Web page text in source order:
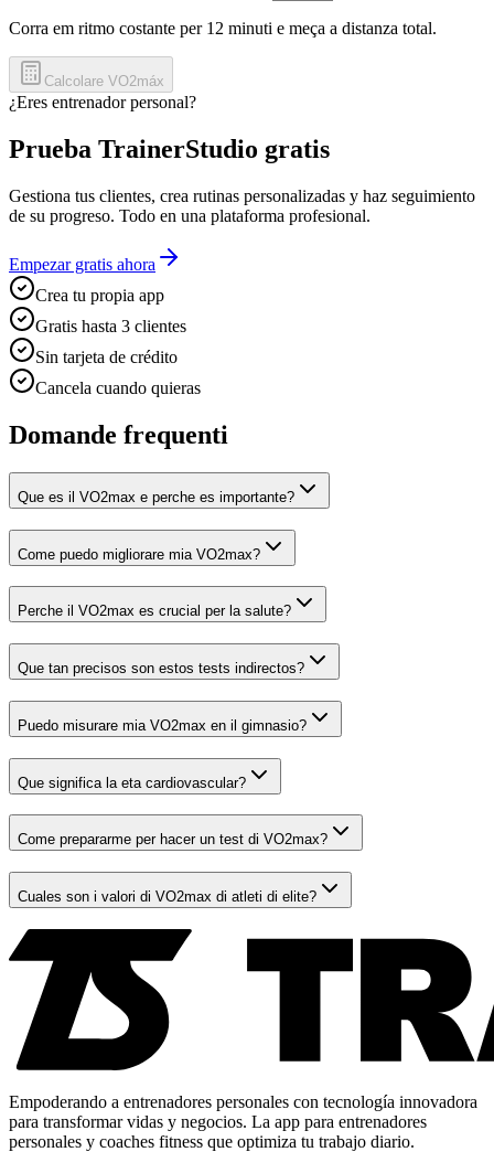
Corra em ritmo costante per 12 minuti e meça a distanza total.
Calcolare VO2máx
¿Eres entrenador personal?
Prueba TrainerStudio gratis
Gestiona tus clientes, crea rutinas personalizadas y haz seguimiento
de su progreso. Todo en una plataforma profesional.
Empezar gratis ahora
Crea tu propia app
Gratis hasta 3 clientes
Sin tarjeta de crédito
Cancela cuando quieras
Domande frequenti
Que es il VO2max e perche es importante?
Come puedo migliorare mia VO2max?
Perche il VO2max es crucial per la salute?
Que tan precisos son estos tests indirectos?
Puedo misurare mia VO2max en il gimnasio?
Que significa la eta cardiovascular?
Come prepararme per hacer un test di VO2max?
Cuales son i valori di VO2max di atleti di elite?
Empoderando a entrenadores personales con tecnología innovadora
para transformar vidas y negocios. La app para entrenadores
personales y coaches fitness que optimiza tu trabajo diario.